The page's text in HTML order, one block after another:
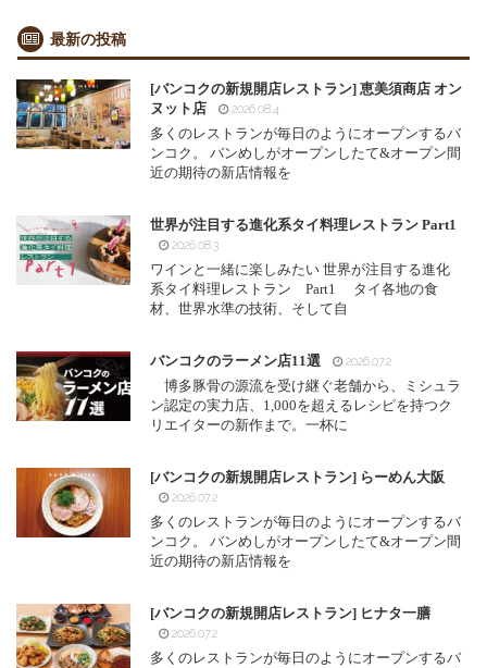
最新の投稿
[バンコクの新規開店レストラン] 恵美須商店 オン
ヌット店
2026.08.4
多くのレストランが毎日のようにオープンするバ
ンコク。 バンめしがオープンしたて&オープン間
近の期待の新店情報を
世界が注目する進化系タイ料理レストラン Part1
2026.08.3
ワインと一緒に楽しみたい 世界が注目する進化
系タイ料理レストラン Part1 タイ各地の食
材、世界水準の技術、そして自
バンコクのラーメン店11選 2026.07.2
博多豚骨の源流を受け継ぐ老舗から、ミシュラ
ン認定の実力店、1,000を超えるレシピを持つク
リエイターの新作まで。一杯に
[バンコクの新規開店レストラン] らーめん大阪
2026.07.2
多くのレストランが毎日のようにオープンするバ
ンコク。 バンめしがオープンしたて&オープン間
近の期待の新店情報を
[バンコクの新規開店レストラン] ヒナタ一膳
2026.07.2
多くのレストランが毎日のようにオープンするバ